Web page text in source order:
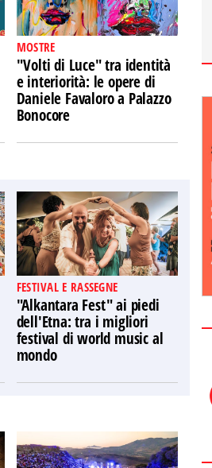
MOSTRE
"Volti di Luce" tra identità
e interiorità: le opere di
Daniele Favaloro a Palazzo
Bonocore
FESTIVAL E RASSEGNE
"Alkantara Fest" ai piedi
dell'Etna: tra i migliori
festival di world music al
mondo